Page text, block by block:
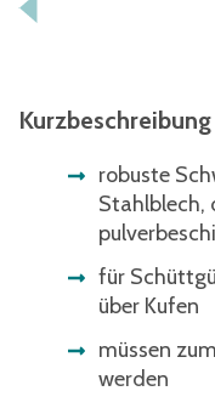
Kurzbeschreibung
robuste
Stahlblech,
für
über Kufen
müssen
werden